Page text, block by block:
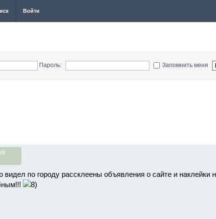
Войти
Пароль: Запомнить меня
видел по городу рассклеены объявления о сайте и